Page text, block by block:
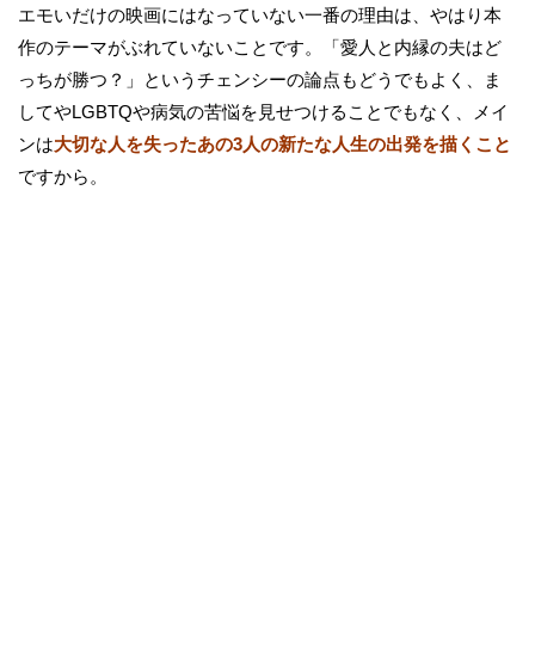
エモいだけの映画にはなっていない一番の理由は、やはり本
作のテーマがぶれていないことです。「愛人と内縁の夫はど
っちが勝つ？」というチェンシーの論点もどうでもよく、ま
してやLGBTQや病気の苦悩を見せつけることでもなく、メイ
ンは大切な人を失ったあの3人の新たな人生の出発を描くこと
ですから。